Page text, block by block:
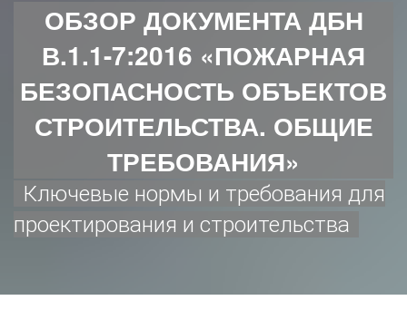
ОБЗОР ДОКУМЕНТА ДБН
В.1.1-7:2016 «ПОЖАРНАЯ
БЕЗОПАСНОСТЬ ОБЪЕКТОВ
СТРОИТЕЛЬСТВА. ОБЩИЕ
ТРЕБОВАНИЯ»
Ключевые нормы и требования для
проектирования и строительства